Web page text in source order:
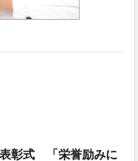
彰式 「栄誉励みに